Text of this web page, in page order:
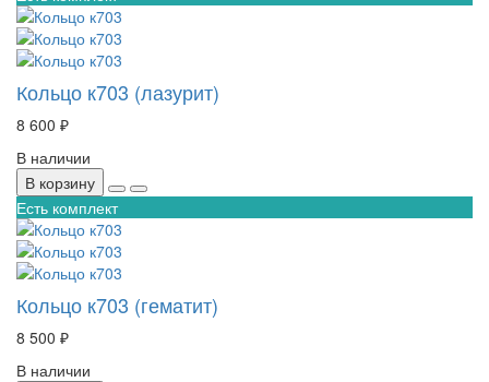
Кольцо к703 (лазурит)
8 600 ₽
В наличии
В корзину
Есть комплект
Кольцо к703 (гематит)
8 500 ₽
В наличии